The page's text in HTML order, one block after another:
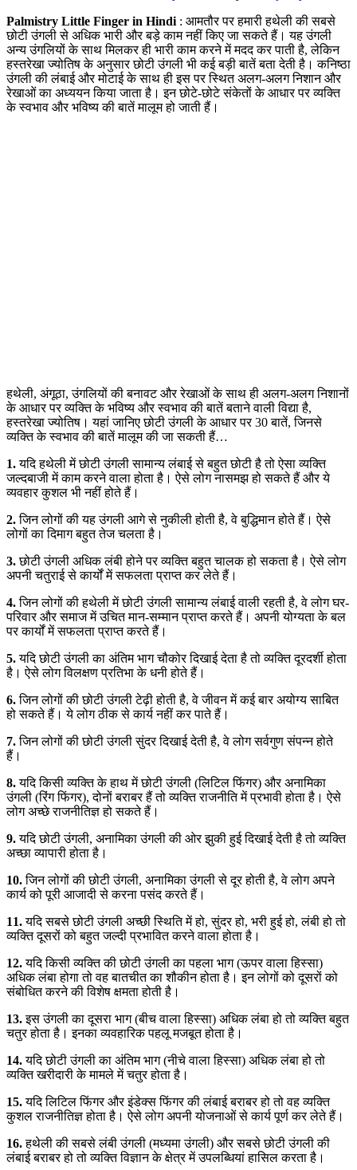
Palmistry Little Finger in Hindi : आमतौर पर हमारी हथेली की सबसे
छोटी उंगली से अधिक भारी और बड़े काम नहीं किए जा सकते हैं। यह उंगली
अन्य उंगलियों के साथ मिलकर ही भारी काम करने में मदद कर पाती है, लेकिन
हस्तरेखा ज्योतिष के अनुसार छोटी उंगली भी कई बड़ी बातें बता देती है। कनिष्ठा
उंगली की लंबाई और मोटाई के साथ ही इस पर स्थित अलग-अलग निशान और
रेखाओं का अध्ययन किया जाता है। इन छोटे-छोटे संकेतों के आधार पर व्यक्ति
के स्वभाव और भविष्य की बातें मालूम हो जाती हैं।
हथेली, अंगूठा, उंगलियों की बनावट और रेखाओं के साथ ही अलग-अलग निशानों
के आधार पर व्यक्ति के भविष्य और स्वभाव की बातें बताने वाली विद्या है,
हस्तरेखा ज्योतिष। यहां जानिए छोटी उंगली के आधार पर 30 बातें, जिनसे
व्यक्ति के स्वभाव की बातें मालूम की जा सकती हैं…
1.यदि हथेली में छोटी उंगली सामान्य लंबाई से बहुत छोटी है तो ऐसा व्यक्ति
जल्दबाजी में काम करने वाला होता है। ऐसे लोग नासमझ हो सकते हैं और ये
व्यवहार कुशल भी नहीं होते हैं।
2.जिन लोगों की यह उंगली आगे से नुकीली होती है, वे बुद्धिमान होते हैं। ऐसे
लोगों का दिमाग बहुत तेज चलता है।
3.छोटी उंगली अधिक लंबी होने पर व्यक्ति बहुत चालक हो सकता है। ऐसे लोग
अपनी चतुराई से कार्यों में सफलता प्राप्त कर लेते हैं।
4.जिन लोगों की हथेली में छोटी उंगली सामान्य लंबाई वाली रहती है, वे लोग घर-
परिवार और समाज में उचित मान-सम्मान प्राप्त करते हैं। अपनी योग्यता के बल
पर कार्यों में सफलता प्राप्त करते हैं।
5.यदि छोटी उंगली का अंतिम भाग चौकोर दिखाई देता है तो व्यक्ति दूरदर्शी होता
है। ऐसे लोग विलक्षण प्रतिभा के धनी होते हैं।
6.जिन लोगों की छोटी उंगली टेढ़ी होती है, वे जीवन में कई बार अयोग्य साबित
हो सकते हैं। ये लोग ठीक से कार्य नहीं कर पाते हैं।
7.जिन लोगों की छोटी उंगली सुंदर दिखाई देती है, वे लोग सर्वगुण संपन्न होते
हैं।
8.यदि किसी व्यक्ति के हाथ में छोटी उंगली (लिटिल फिंगर) और अनामिका
उंगली (रिंग फिंगर), दोनों बराबर हैं तो व्यक्ति राजनीति में प्रभावी होता है। ऐसे
लोग अच्छे राजनीतिज्ञ हो सकते हैं।
9.यदि छोटी उंगली, अनामिका उंगली की ओर झुकी हुई दिखाई देती है तो व्यक्ति
अच्छा व्यापारी होता है।
10.जिन लोगों की छोटी उंगली, अनामिका उंगली से दूर होती है, वे लोग अपने
कार्य को पूरी आजादी से करना पसंद करते हैं।
11.यदि सबसे छोटी उंगली अच्छी स्थिति में हो, सुंदर हो, भरी हुई हो, लंबी हो तो
व्यक्ति दूसरों को बहुत जल्दी प्रभावित करने वाला होता है।
12.यदि किसी व्यक्ति की छोटी उंगली का पहला भाग (ऊपर वाला हिस्सा)
अधिक लंबा होगा तो वह बातचीत का शौकीन होता है। इन लोगों को दूसरों को
संबोधित करने की विशेष क्षमता होती है।
13.इस उंगली का दूसरा भाग (बीच वाला हिस्सा) अधिक लंबा हो तो व्यक्ति बहुत
चतुर होता है। इनका व्यवहारिक पहलू मजबूत होता है।
14.यदि छोटी उंगली का अंतिम भाग (नीचे वाला हिस्सा) अधिक लंबा हो तो
व्यक्ति खरीदारी के मामले में चतुर होता है।
15.यदि लिटिल फिंगर और इंडेक्स फिंगर की लंबाई बराबर हो तो वह व्यक्ति
कुशल राजनीतिज्ञ होता है। ऐसे लोग अपनी योजनाओं से कार्य पूर्ण कर लेते हैं।
16.हथेली की सबसे लंबी उंगली (मध्यमा उंगली) और सबसे छोटी उंगली की
लंबाई बराबर हो तो व्यक्ति विज्ञान के क्षेत्र में उपलब्धियां हासिल करता है।